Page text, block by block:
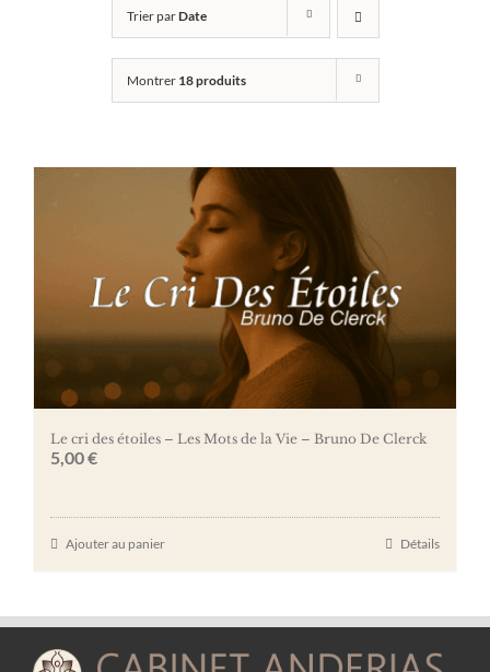
Trier parDate
Montrer 18 produits
Le cri des étoiles – Les Mots de la Vie – Bruno De Clerck
5,00€
Ajouter au panier Détails